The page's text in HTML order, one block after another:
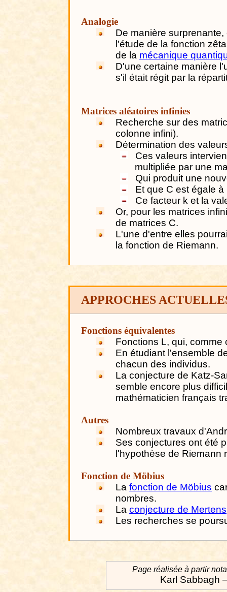
Analogie
De manière
l'étude de la fonction
de la mécanique
D'une certaine manière
s'il était régit par la
Matrices aléatoires infinies
Recherche sur des
colonne infini).
Détermination des
Ces valeurs
multipliée par une
Qui produit une
Et que C est égale
Ce facteur k et la
Or, pour les matrices
de matrices C.
L'une d'entre elles
la fonction de Riemann.
APPROCHES
Fonctions équivalentes
Fonctions L, qui, comme
En étudiant l'ensemble
chacun des individus.
La conjecture de Katz-
semble encore plus
mathématicien français
Autres
Nombreux travaux
Ses conjectures ont été
l'hypothèse de Riemann
Fonction de Möbius
Lafonction de Möbius
nombres.
Laconjecture de Mertens
Les recherches se
Page réalisée à partir
Karl Sabbagh